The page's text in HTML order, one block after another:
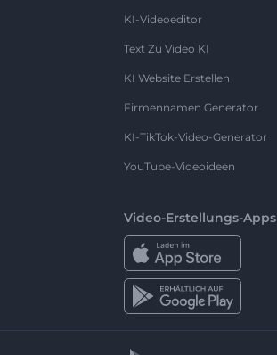
KI-Videoeditor
Text Zu Video KI
KI Website Erstellen
Firmennamen Generator
KI-TikTok-Video-Generator
YouTube-Videoideen
Video-Erstellungs-Apps